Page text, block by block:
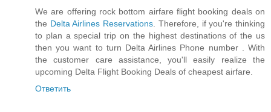
We are offering rock bottom airfare flight booking deals on
the Delta Airlines Reservations . Therefore, if you're thinking
to plan a special trip on the highest destinations of the us
then you want to turn Delta Airlines Phone number . With
the customer care assistance, you'll easily realize the
upcoming Delta Flight Booking Deals of cheapest airfare.
Ответить